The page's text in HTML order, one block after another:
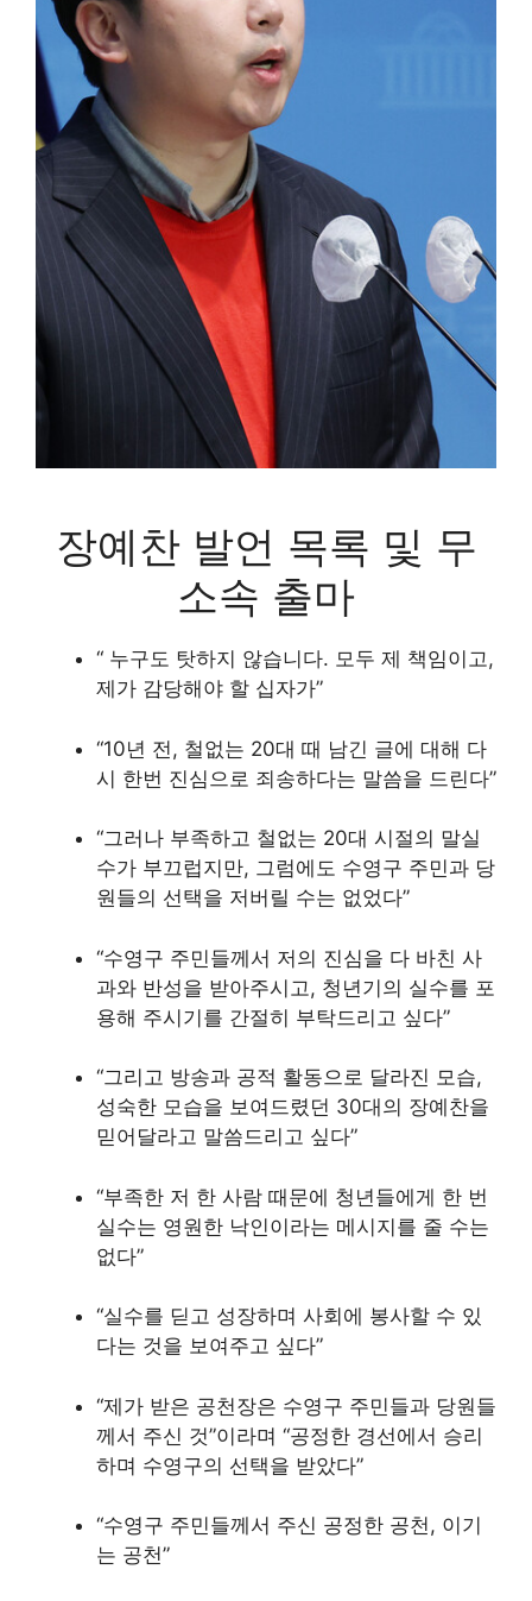
장예찬 발언 목록 및 무
소속 출마
“ 누구도 탓하지 않습니다. 모두 제 책임이고,
제가 감당해야 할 십자가”
“10년 전, 철없는 20대 때 남긴 글에 대해 다
시 한번 진심으로 죄송하다는 말씀을 드린다”
“그러나 부족하고 철없는 20대 시절의 말실
수가 부끄럽지만, 그럼에도 수영구 주민과 당
원들의 선택을 저버릴 수는 없었다”
“수영구 주민들께서 저의 진심을 다 바친 사
과와 반성을 받아주시고, 청년기의 실수를 포
용해 주시기를 간절히 부탁드리고 싶다”
“그리고 방송과 공적 활동으로 달라진 모습,
성숙한 모습을 보여드렸던 30대의 장예찬을
믿어달라고 말씀드리고 싶다”
“부족한 저 한 사람 때문에 청년들에게 한 번
실수는 영원한 낙인이라는 메시지를 줄 수는
없다”
“실수를 딛고 성장하며 사회에 봉사할 수 있
다는 것을 보여주고 싶다”
“제가 받은 공천장은 수영구 주민들과 당원들
께서 주신 것”이라며 “공정한 경선에서 승리
하며 수영구의 선택을 받았다”
“수영구 주민들께서 주신 공정한 공천, 이기
는 공천”